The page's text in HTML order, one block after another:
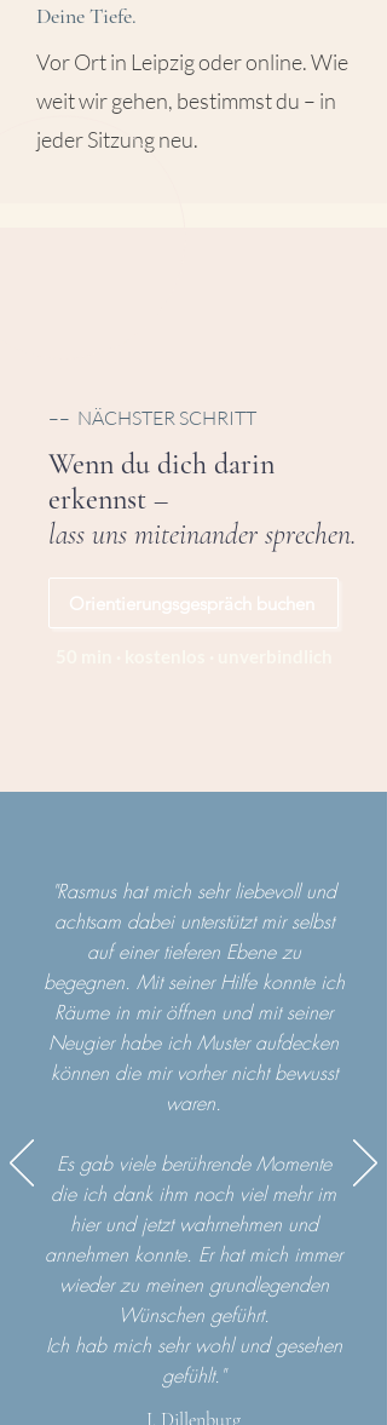
Deine Tiefe.
Vor Ort in Leipzig oder online. Wie
weit wir gehen, bestimmst du – in
jeder Sitzung neu.
–– NÄCHSTER SCHRITT
Wenn du dich darin
erkennst –
lass uns miteinander sprechen.
Orientierungsgespräch buchen
"Rasmus hat mich sehr liebevoll und
achtsam dabei unterstützt mir selbst
auf einer tieferen Ebene zu
begegnen. Mit seiner Hilfe konnte ich
Räume in mir öffnen und mit seiner
Neugier habe ich Muster aufdecken
können die mir vorher nicht bewusst
waren.
Es gab viele berührende Momente
die ich dank ihm noch viel mehr im
hier und jetzt wahrnehmen und
annehmen konnte. Er hat mich immer
wieder zu meinen grundlegenden
Wünschen geführt.
Ich hab mich sehr wohl und gesehen
gefühlt."
I. Dillenburg